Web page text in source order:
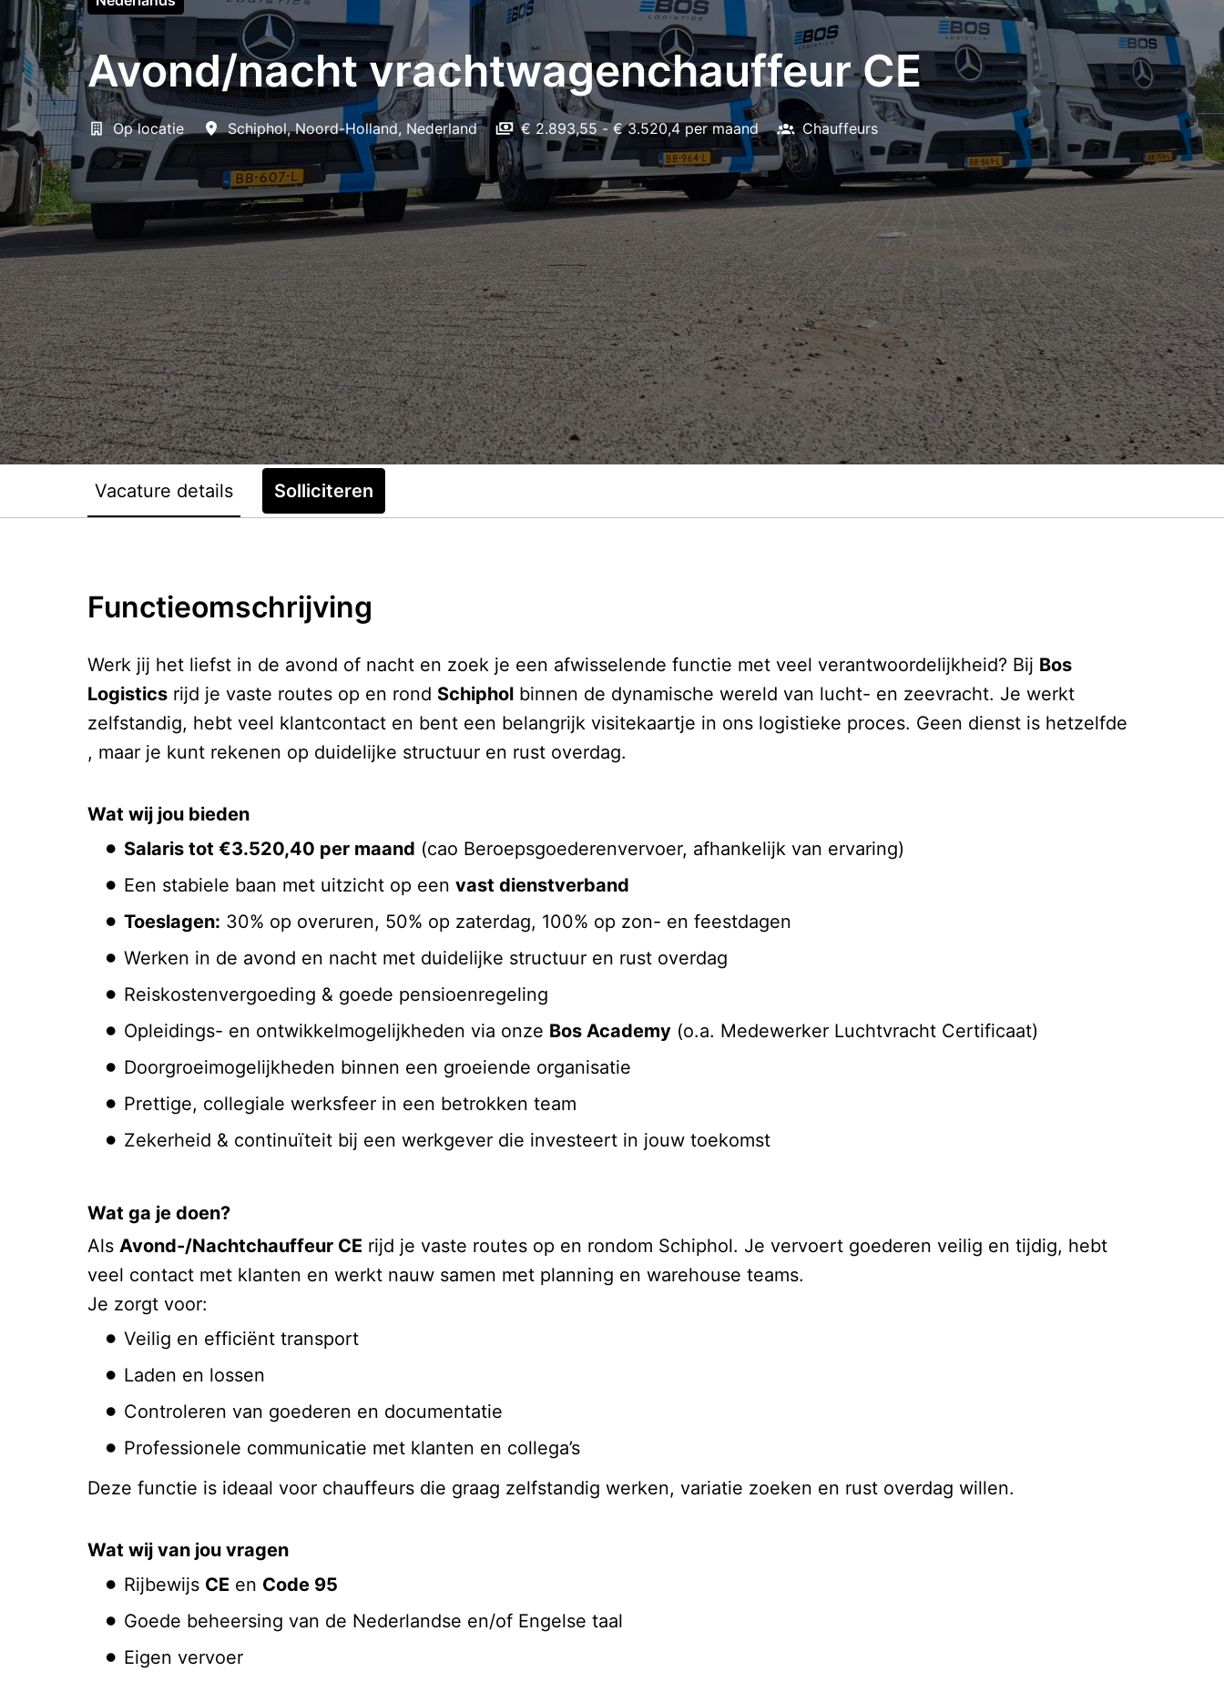
Avond/nacht vrachtwagenchauffeur CE
Op locatie Schiphol, Noord-Holland, Nederland € 2.893,55 - € 3.520,4 per maand Chauffeurs
Vacature details Solliciteren
Functieomschrijving
Werk jij het liefst in de avond of nacht en zoek je een afwisselende functie met veel verantwoordelijkheid? Bij Bos
Logistics rijd je vaste routes op en rond Schiphol binnen de dynamische wereld van lucht- en zeevracht. Je werkt
zelfstandig, hebt veel klantcontact en bent een belangrijk visitekaartje in ons logistieke proces. Geen dienst is hetzelfde
, maar je kunt rekenen op duidelijke structuur en rust overdag.
Wat wij jou bieden
Salaris tot €3.520,40 per maand (cao Beroepsgoederenvervoer, afhankelijk van ervaring)
Een stabiele baan met uitzicht op een vast dienstverband
Toeslagen: 30% op overuren, 50% op zaterdag, 100% op zon- en feestdagen
Werken in de avond en nacht met duidelijke structuur en rust overdag
Reiskostenvergoeding & goede pensioenregeling
Opleidings- en ontwikkelmogelijkheden via onze Bos Academy (o.a. Medewerker Luchtvracht Certificaat)
Doorgroeimogelijkheden binnen een groeiende organisatie
Prettige, collegiale werksfeer in een betrokken team
Zekerheid & continuïteit bij een werkgever die investeert in jouw toekomst
Wat ga je doen?
Als Avond-/Nachtchauffeur CE rijd je vaste routes op en rondom Schiphol. Je vervoert goederen veilig en tijdig, hebt
veel contact met klanten en werkt nauw samen met planning en warehouse teams.
Je zorgt voor:
Veilig en efficiënt transport
Laden en lossen
Controleren van goederen en documentatie
Professionele communicatie met klanten en collega’s
Deze functie is ideaal voor chauffeurs die graag zelfstandig werken, variatie zoeken en rust overdag willen.
Wat wij van jou vragen
Rijbewijs CE en Code 95
Goede beheersing van de Nederlandse en/of Engelse taal
Eigen vervoer